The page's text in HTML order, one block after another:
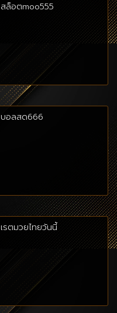
สล็อตmoo555
บอลสด666
เรตมวยไทยวันนี้